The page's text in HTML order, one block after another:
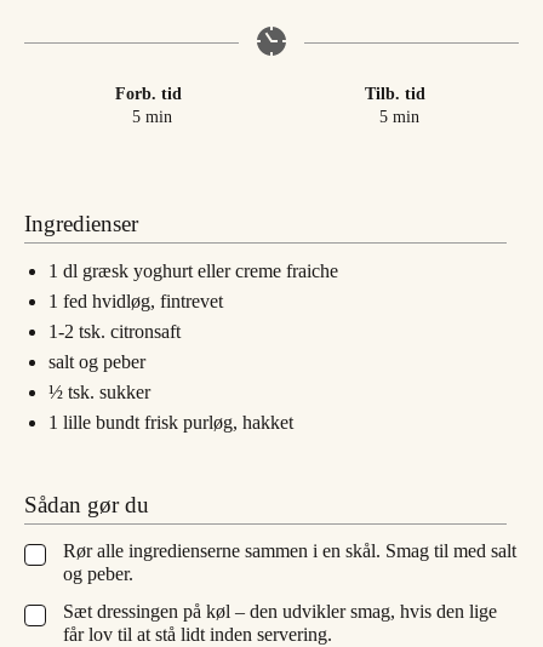
Forb. tid
5minutter
min
Tilb. tid
5minutter
min
Ingredienser
1 dl græsk yoghurt eller creme fraiche
1 fed hvidløg, fintrevet
1-2 tsk. citronsaft
salt og peber
½ tsk. sukker
1 lille bundt frisk purløg, hakket
Sådan gør du
▢
Rør alle ingredienserne sammen i en skål. Smag til med salt
og peber.
▢
Sæt dressingen på køl – den udvikler smag, hvis den lige
får lov til at stå lidt inden servering.